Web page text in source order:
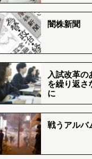
闇株新聞
入試改革の
を繰り返さ
に
戦うアルバ